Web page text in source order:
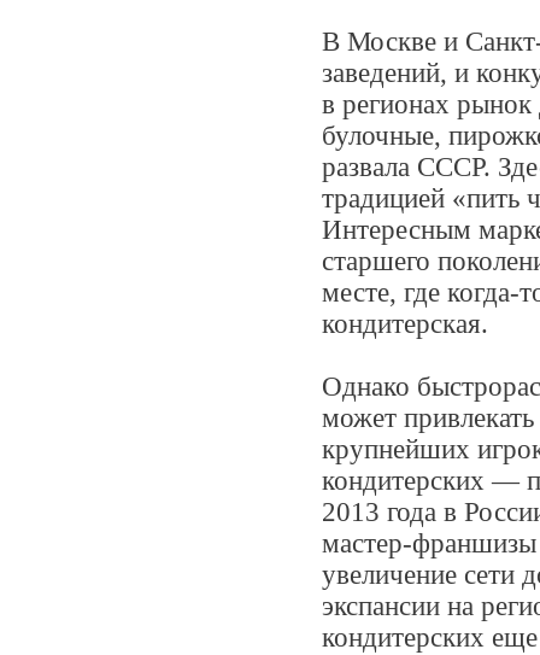
В Москве и
заведений, и
в регионах
булочные,
развала СССР.
традицией «пить
Интересным
старшего
месте, где когда-
кондитерская.
Однако
может
крупнейших
кондитерских —
2013 года в
мастер-франшизы
увеличение сети
экспансии на
кондитерских